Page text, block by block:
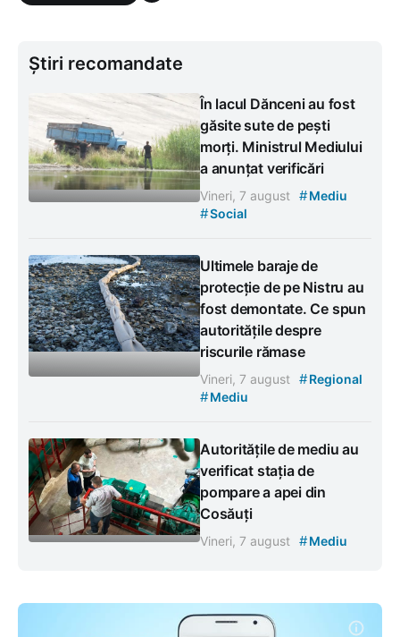
Știri recomandate
În lacul Dănceni au fost
găsite sute de pești
morți. Ministrul Mediului
a anunțat verificări
Vineri, 7 august #Mediu
#Social
Ultimele baraje de
protecție de pe Nistru au
fost demontate. Ce spun
autoritățile despre
riscurile rămase
Vineri, 7 august #Regional
#Mediu
Autoritățile de mediu au
verificat stația de
pompare a apei din
Cosăuți
Vineri, 7 august #Mediu